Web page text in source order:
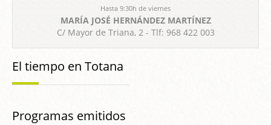
Programas emitidos
Hasta 9:30h de viernes
MARÍA JOSÉ HERNÁNDEZ MARTÍNEZ
C/ Mayor de Triana, 2 - Tlf: 968 422 003
El tiempo en Totana